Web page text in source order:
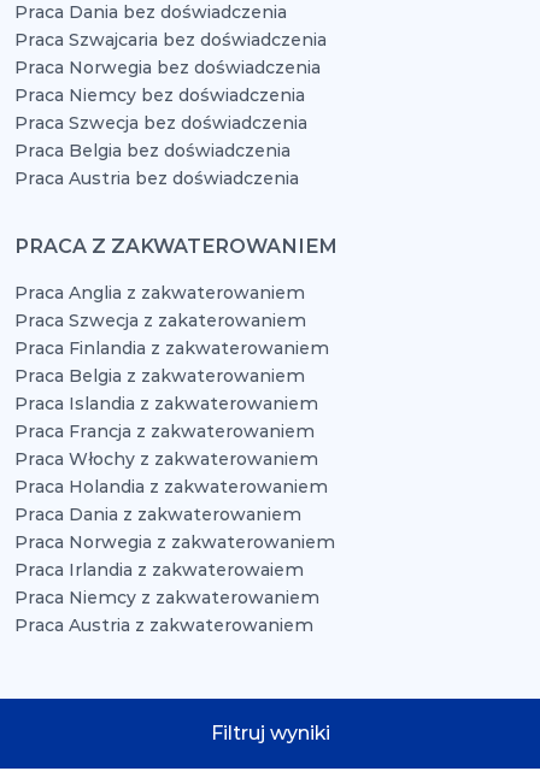
Filtruj wyniki
Praca Dania bez doświadczenia
Praca Szwajcaria bez doświadczenia
Praca Norwegia bez doświadczenia
Praca Niemcy bez doświadczenia
Praca Szwecja bez doświadczenia
Praca Belgia bez doświadczenia
Praca Austria bez doświadczenia
PRACA Z ZAKWATEROWANIEM
Praca Anglia z zakwaterowaniem
Praca Szwecja z zakaterowaniem
Praca Finlandia z zakwaterowaniem
Praca Belgia z zakwaterowaniem
Praca Islandia z zakwaterowaniem
Praca Francja z zakwaterowaniem
Praca Włochy z zakwaterowaniem
Praca Holandia z zakwaterowaniem
Praca Dania z zakwaterowaniem
Praca Norwegia z zakwaterowaniem
Praca Irlandia z zakwaterowaiem
Praca Niemcy z zakwaterowaniem
Praca Austria z zakwaterowaniem
www.praca-za-granica.net
© 2026 Wszelkie prawa
zastrzeżone